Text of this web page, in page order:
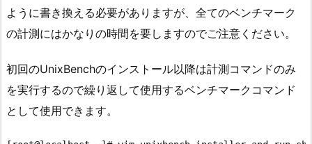
ように書き換える必要がありますが、全てのベンチマーク
の計測にはかなりの時間を要しますのでご注意ください。
初回のUnixBenchのインストール以降は計測コマンドのみ
を実行するので繰り返して使用するベンチマークコマンド
として使用できます。